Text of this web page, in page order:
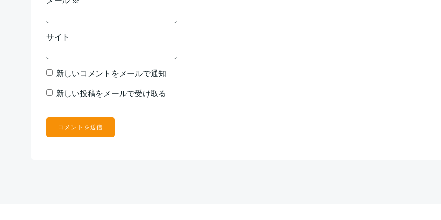
サイト
新しいコメントをメールで通知
新しい投稿をメールで受け取る